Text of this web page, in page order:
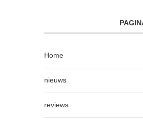
Home
nieuws
reviews